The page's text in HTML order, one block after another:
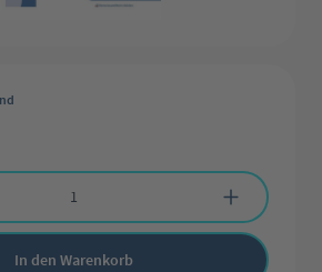
gewünschten Wert ein oder benutze die
In den Warenkorb